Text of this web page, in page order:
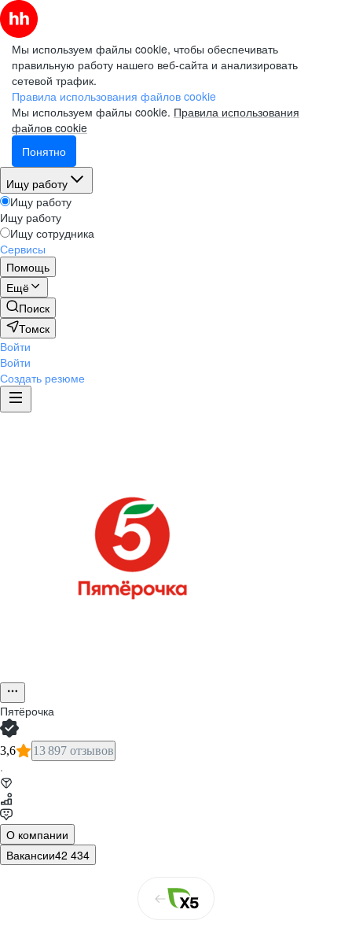
Мы используем файлы cookie, чтобы обеспечивать
правильную работу нашего веб-сайта и анализировать
сетевой трафик.
Правила использования файлов cookie
Мы используем файлы cookie. Правила использования
файлов cookie
Понятно
Ищу работу
Ищу работу
Ищу работу
Ищу сотрудника
Сервисы
Помощь
Ещё
Поиск
Томск
Войти
Войти
Создать резюме
Пятёрочка
3,6 13 897 отзывов
·
О компании
Вакансии42 434